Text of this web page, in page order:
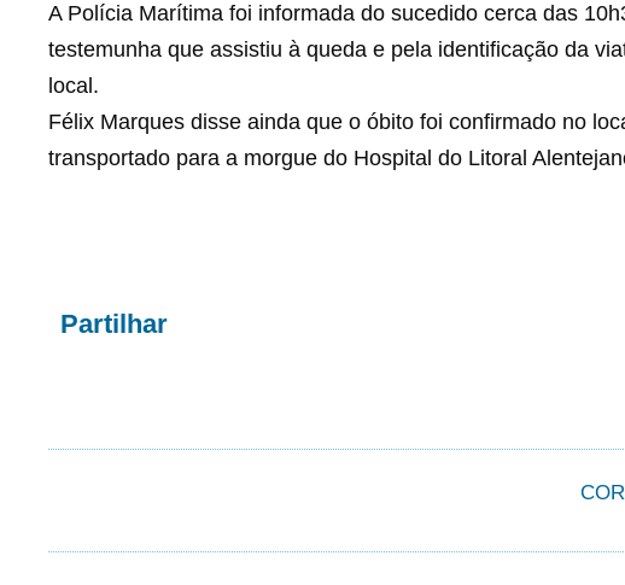
A Polícia Marítima foi informada do sucedido cerca das
testemunha que assistiu à queda e pela identificação da
local.
Félix Marques disse ainda que o óbito foi confirmado no
transportado para a morgue do Hospital do Litoral
Partilhar